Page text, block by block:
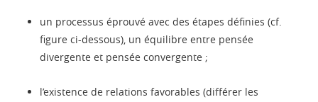
un processus éprouvé avec des étapes définies (cf.
figure ci-dessous), un équilibre entre pensée
divergente et pensée convergente ;
l’existence de relations favorables (différer les